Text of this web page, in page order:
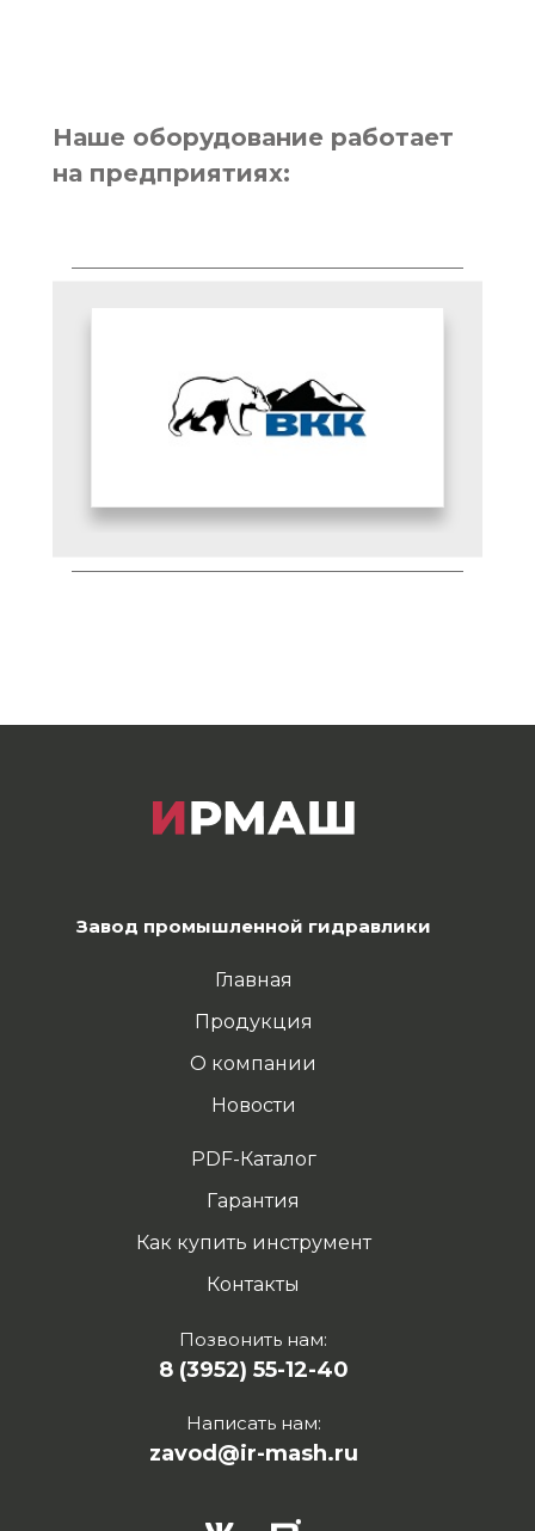
Наше оборудование работает
на предприятиях:
Завод промышленной гидравлики
Главная
Продукция
О компании
Новости
PDF-Каталог
Гарантия
Как купить инструмент
Контакты
Позвонить нам:
8 (3952) 55-12-40
Написать нам:
zavod@ir-mash.ru